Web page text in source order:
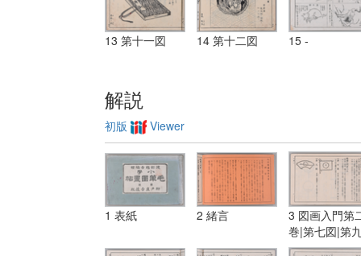
13 第十一図 14 第十二図 15 -
解説
初版 Viewer
1 表紙 2 緒言
3 図画入門第
巻|第七図|第
図